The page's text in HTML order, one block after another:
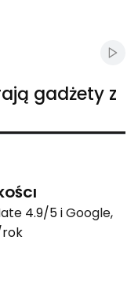
gadżety z
4.9/5 iGoogle,
rok